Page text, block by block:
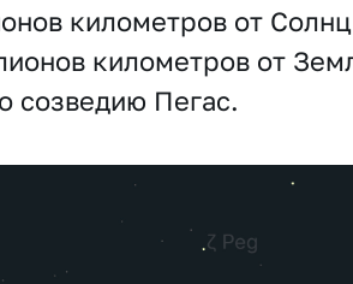
километров от
километров от
созведию Пегас.